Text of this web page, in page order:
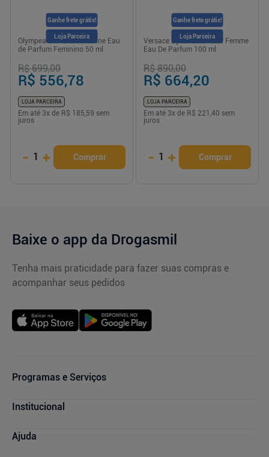
Ganhe frete grátis!
Loja Parceira
Olympea de Paco Rabanne Eau
de Parfum Feminino 50 ml
R$ 699,00
R$ 556,78
LOJA PARCEIRA
Em até 3x de R$ 185,59 sem
juros
- 1 + Comprar
Ganhe frete grátis!
Loja Parceira
Versace Dylan Blue Pour Femme
Eau De Parfum 100 ml
R$ 890,00
R$ 664,20
LOJA PARCEIRA
Em até 3x de R$ 221,40 sem
juros
- 1 + Comprar
Baixe o app da Drogasmil
Tenha mais praticidade para fazer suas compras e
acompanhar seus pedidos
Programas e Serviços
Cupons de Desconto
Consultas Médicas
Institucional
Blog Drogasmil
Ajuda